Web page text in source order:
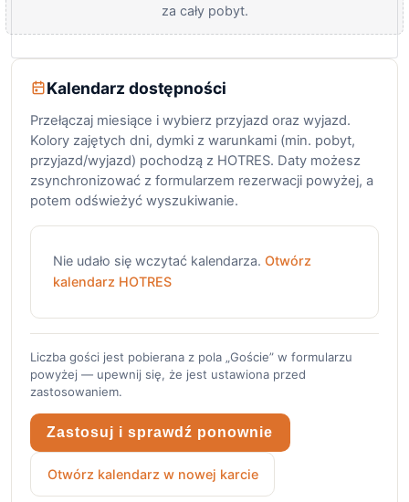
za cały pobyt.
Kalendarz dostępności
Przełączaj miesiące i wybierz przyjazd oraz wyjazd.
Kolory zajętych dni, dymki z warunkami (min. pobyt,
przyjazd/wyjazd) pochodzą z HOTRES. Daty możesz
zsynchronizować z formularzem rezerwacji powyżej, a
potem odświeżyć wyszukiwanie.
Nie udało się wczytać kalendarza. Otwórz
kalendarz HOTRES
Liczba gości jest pobierana z pola „Goście” w formularzu
powyżej — upewnij się, że jest ustawiona przed
zastosowaniem.
Zastosuj i sprawdź ponownie
Otwórz kalendarz w nowej karcie